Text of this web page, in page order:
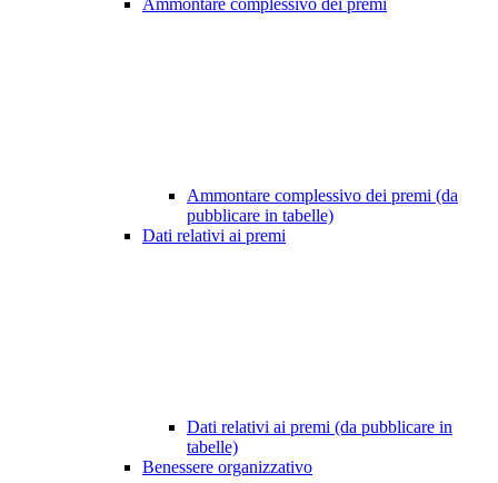
Ammontare complessivo dei premi
Ammontare complessivo dei premi (da
pubblicare in tabelle)
Dati relativi ai premi
Dati relativi ai premi (da pubblicare in
tabelle)
Benessere organizzativo